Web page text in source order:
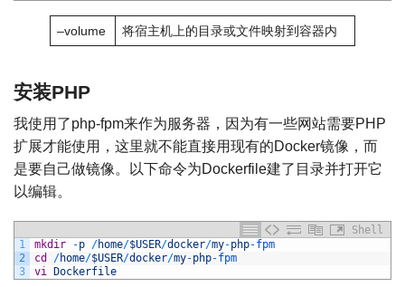
–volume 将宿主机上的目录或文件映射到容器内
安装PHP
我使用了php-fpm来作为服务器，因为有一些网站需要PHP
扩展才能使用，这里就不能直接用现有的Docker镜像，而
是要自己做镜像。以下命令为Dockerfile建了目录并打开它
以编辑。
Shell
1
2
3
mkdir -p /home/$USER/docker/my-php-fpm
cd
/home/$USER/docker/my-php-fpm
vi
Dockerfile